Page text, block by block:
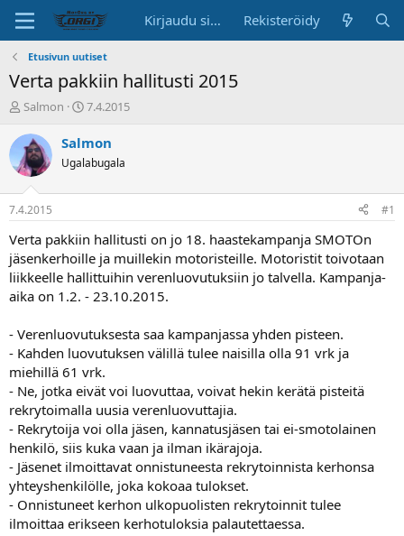
Kirjaudu sisään Rekisteröidy
Etusivun uutiset
Verta pakkiin hallitusti 2015
K
s
k
u
s
t
e
l
n
a
l
i
t
t
a
j
a
Salmon
A
o
t
p
ä
i
v
ä
7.4.2015
Salmon
Ugalabugala
7.4.2015 #1
Verta pakkiin hallitusti on jo 18. haastekampanja SMOTOn
jäsenkerhoille ja muillekin motoristeille. Motoristit toivotaan
liikkeelle hallittuihin verenluovutuksiin jo talvella. Kampanja-
aika on 1.2. - 23.10.2015.
- Verenluovutuksesta saa kampanjassa yhden pisteen.
- Kahden luovutuksen välillä tulee naisilla olla 91 vrk ja
miehillä 61 vrk.
- Ne, jotka eivät voi luovuttaa, voivat hekin kerätä pisteitä
rekrytoimalla uusia verenluovuttajia.
- Rekrytoija voi olla jäsen, kannatusjäsen tai ei-smotolainen
henkilö, siis kuka vaan ja ilman ikärajoja.
- Jäsenet ilmoittavat onnistuneesta rekrytoinnista kerhonsa
yhteyshenkilölle, joka kokoaa tulokset.
- Onnistuneet kerhon ulkopuolisten rekrytoinnit tulee
ilmoittaa erikseen kerhotuloksia palautettaessa.